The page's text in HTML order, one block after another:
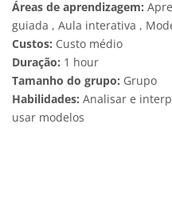
Áreas de aprendizagem:
guiada , Aula interativa ,
Custos: Custo médio
Duração: 1 hour
Tamanho do grupo: Grupo
Habilidades: Analisar e
usar modelos